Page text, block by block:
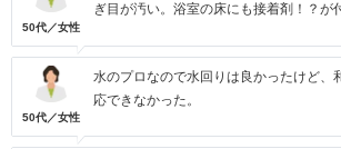
50代／女性
ぎ目が汚い。浴室の床にも接着剤！？が
50代／女性
水のプロなので水回りは良かったけど、
応できなかった。